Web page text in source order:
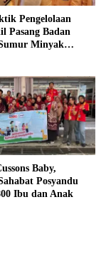
Pengelolaan
Pasang Badan
Minyak
Baby,
Posyandu
Ibu dan Anak